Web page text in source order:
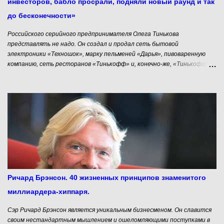
до бесконечности»
Российского серийного предпринимателя Олега Тинькова
представлять не надо. Он создал и продал сеть бытовой
электроники «Техношок», марку пельменей «Дарья», пивоваренную
компанию, сеть ресторанов «Тинькофф» и, конечно-же, «Тинькофф
своей компанией. Он много путешествует, катается на велосипеде и
троллит стартаперов. Предлагаем Вашему вниманию фрагмент
интервью Олега Тинькова интернет- изданию «Секрет Фирмы».
Фото Юрия Чичикова — Из Ваших интервью следует, что самые
яркие персоны в российском бизнесе родом из 1990-х, а молодой
шпаны не видать. — Да и нас, бизнесменов, выжило немного, по
пальцам рук можно сосчитать. Я имею в виду настоящих бизнесменов,
а не олигархов, которые мутят что-то с государством. Если
сравнивать с 1990-ми, то сейчас предпринимательства в стране
вообще нет. Но это же нормальная ситуация. Мы были голодные и
нищие, нам нуж...
Ричард Брэнсон. 40 жизненных принципов знаменитого
миллиардера-хиппаря.
Сэр Ричард Брэнсон является уникальным бизнесменом. Он славится
своим нестандартным мышлением и ошеломляющими поступками в